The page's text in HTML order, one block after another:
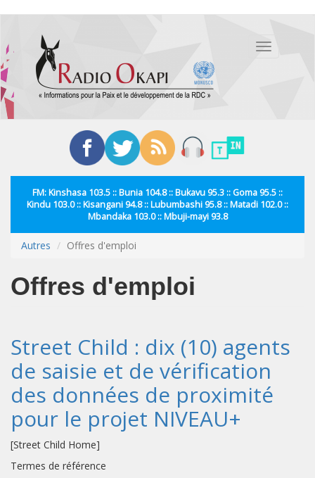
contenu
principal
Toggle
FM: Kinshasa 103.5 :: Bunia 104.8 :: Bukavu 95.3 :: Goma 95.5 ::
Kindu 103.0 :: Kisangani 94.8 :: Lubumbashi 95.8 :: Matadi 102.0 ::
Mbandaka 103.0 :: Mbuji-mayi 93.8
Autres Offres d'emploi
Offres d'emploi
Street Child : dix (10) agents
de saisie et de vérification
des données de proximité
pour le projet NIVEAU+
[Street Child Home]
Termes de référence